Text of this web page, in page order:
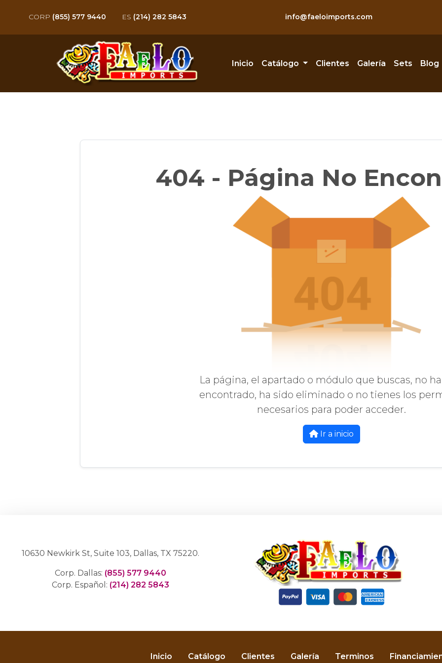
CORP (855) 577 9440 ES (214) 282 5843 info@faeloimports.com
Inicio Catálogo Clientes Galería Sets Blog
404 - Página No
La página, el apartado o módulo que buscas, no
encontrado, ha sido eliminado o no tienes los
necesarios para poder acceder.
Ir a inicio
10630 Newkirk St, Suite 103, Dallas, TX 75220.
Corp. Dallas: (855) 577 9440
Corp. Español: (214) 282 5843
Inicio Catálogo Clientes Galería Terminos